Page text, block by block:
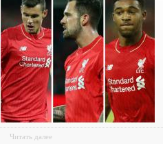
Читать далее